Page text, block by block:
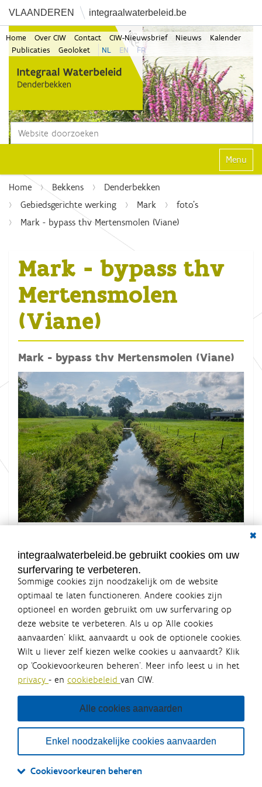
VLAANDEREN integraalwaterbeleid.be
Zoek
Home Over CIW Contact CIW-Nieuwsbrief Nieuws
Kalender
Publicaties
Geoloket NL EN FR
Klap
Home Bekkens
Denderbekken
Gebiedsgerichte werking
Mark
foto's
Mark - bypass thv Mertensmolen (Viane)
Mark - bypass thv
Mertensmolen
(Viane)
Mark - bypass thv Mertensmolen (Viane)
k
v
o
r
d
v
o
l
e
d
e
a
integraalwaterbeleid.be gebruikt cookies om uw
surfervaring te verbeteren.
Sommige cookies zijn noodzakelijk om de website
optimaal te laten functioneren. Andere cookies zijn
optioneel en worden gebruikt om uw surfervaring op
deze website te verbeteren. Als u op ‘Alle cookies
aanvaarden’ klikt, aanvaardt u ook de optionele cookies.
Wilt u liever zelf kiezen welke cookies u aanvaardt? Klik
op ‘Cookievoorkeuren beheren’. Meer info leest u in het
privacy - en cookiebeleid van CIW.
Alle cookies aanvaarden
Enkel noodzakelijke cookies aanvaarden
Cookievoorkeuren beheren
Integraalwaterbeleid.be is een
officiële website van de Vlaamse
overheid
uitgegeven door Coördinatiecommissie Integraal
Waterbeleid
De Coördinatiecommissie Integraal Waterbeleid (CIW) is een
waterbedrijven nemen deel aan het overleg. Deze
samenwerking zorgt voor een gecoördineerde en
geïntegreerde aanpak van het waterbeleid en waterbeheer
in Vlaanderen.
OVER CIW DISCLAIMER PRIVACY